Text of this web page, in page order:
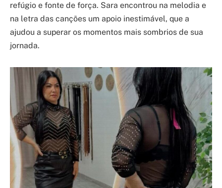
refúgio e fonte de força. Sara encontrou na melodia e
na letra das canções um apoio inestimável, que a
ajudou a superar os momentos mais sombrios de sua
jornada.